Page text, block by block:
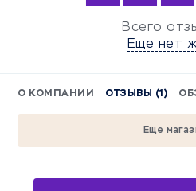
Всего
Еще нет
О КОМПАНИИ ОТЗЫВЫ (1)
Еще